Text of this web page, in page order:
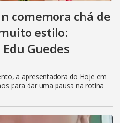
comemora chá de
estilo:
Guedes
a apresentadora do Hoje em
para dar uma pausa na rotina